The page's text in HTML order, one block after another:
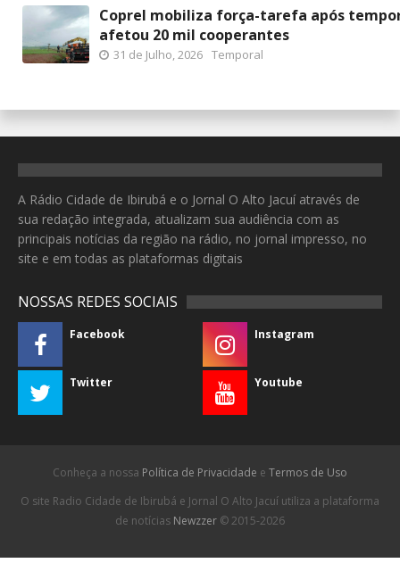
Coprel mobiliza força-tarefa após
afetou 20 mil cooperantes
31 de Julho, 2026 Temporal
A Rádio Cidade de Ibirubá e o Jornal O Alto Jacuí através de
sua redação integrada, atualizam sua audiência com as
principais notícias da região na rádio, no jornal impresso, no
site e em todas as plataformas digitais
NOSSAS REDES SOCIAIS
Facebook Instagram
Twitter Youtube
Conheça a nossa Política de Privacidade e Termos de Uso
O site Radio Cidade de Ibirubá e Jornal O Alto Jacuí utiliza a plataforma
de notícias Newzzer © 2015-2026